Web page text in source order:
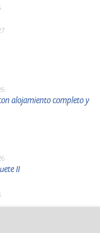
alojamiento completo y
II